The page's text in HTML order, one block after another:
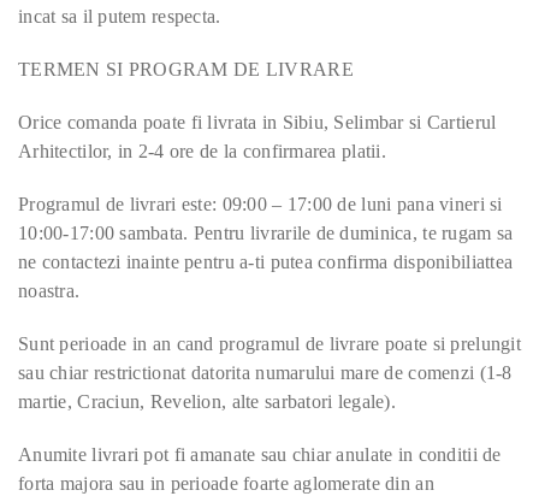
incat sa il putem respecta.
TERMEN SI PROGRAM DE LIVRARE
Orice comanda poate fi livrata in Sibiu, Selimbar si Cartierul
Arhitectilor, in 2-4 ore de la confirmarea platii.
Programul de livrari este: 09:00 – 17:00 de luni pana vineri si
10:00-17:00 sambata. Pentru livrarile de duminica, te rugam sa
ne contactezi inainte pentru a-ti putea confirma disponibiliattea
noastra.
Sunt perioade in an cand programul de livrare poate si prelungit
sau chiar restrictionat datorita numarului mare de comenzi (1-8
martie, Craciun, Revelion, alte sarbatori legale).
Anumite livrari pot fi amanate sau chiar anulate in conditii de
forta majora sau in perioade foarte aglomerate din an